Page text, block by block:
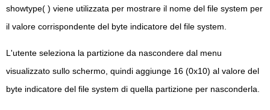
showtype( ) viene utilizzata per mostrare il nome del file system per
il valore corrispondente del byte indicatore del file system.
L'utente seleziona la partizione da nascondere dal menu
visualizzato sullo schermo, quindi aggiunge 16 (0x10) al valore del
byte indicatore del file system di quella partizione per nasconderla.